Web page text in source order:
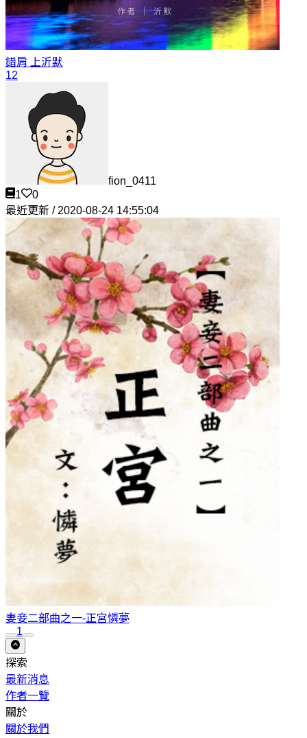
錯肩 上沂默
12
fion_0411
1
0
最近更新 / 2020-08-24 14:55:04
妻妾二部曲之一-正宮憐夢
1
探索
最新消息
作者一覽
關於
關於我們